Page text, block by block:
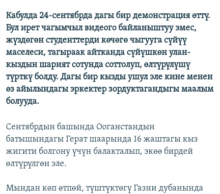
Кабулда 24-сентябрда дагы бир демонстрация өттү.
Бул ирет чагымчыл видеого байланыштуу эмес,
жүздөгөн студенттерди көчөгө чыгууга сүйүү
маселеси, тагыраак айтканда сүйүшкөн улан-
кыздын шарият сотунда соттолуп, өлтүрүлүшү
түрткү болду. Дагы бир кызды ушул эле кине менен
өз айылындагы эркектер зордуктагандыгы маалым
болууда.
Сентябрдын башында Ооганстандын
батышындагы Герат шаарында 16 жаштагы кыз
жигити болгону үчүн балакталып, экөө бирдей
өлтүрүлгөн эле.
Мындан көп өтпөй, түштүктөгү Газни дубанында